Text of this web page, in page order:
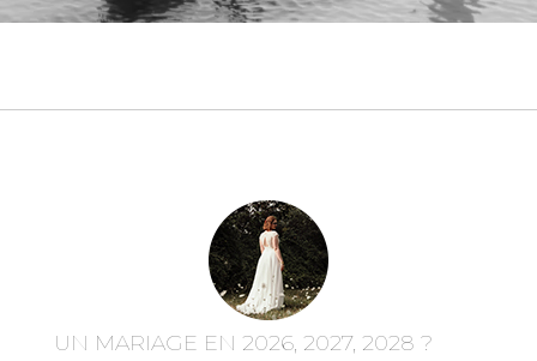
UN MARIAGE EN 2026, 2027, 2028 ?